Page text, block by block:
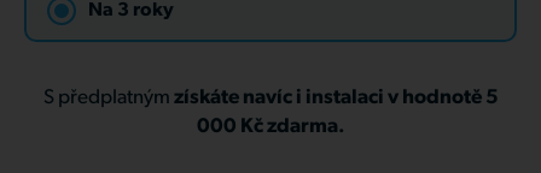
Na 3 roky
S předplatným získáte navíc i instalaci v hodnotě 5
000 Kč zdarma.